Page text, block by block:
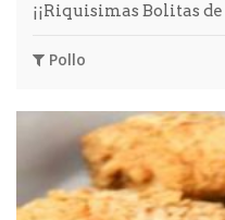
¡¡Riquisimas Bolitas
Pollo